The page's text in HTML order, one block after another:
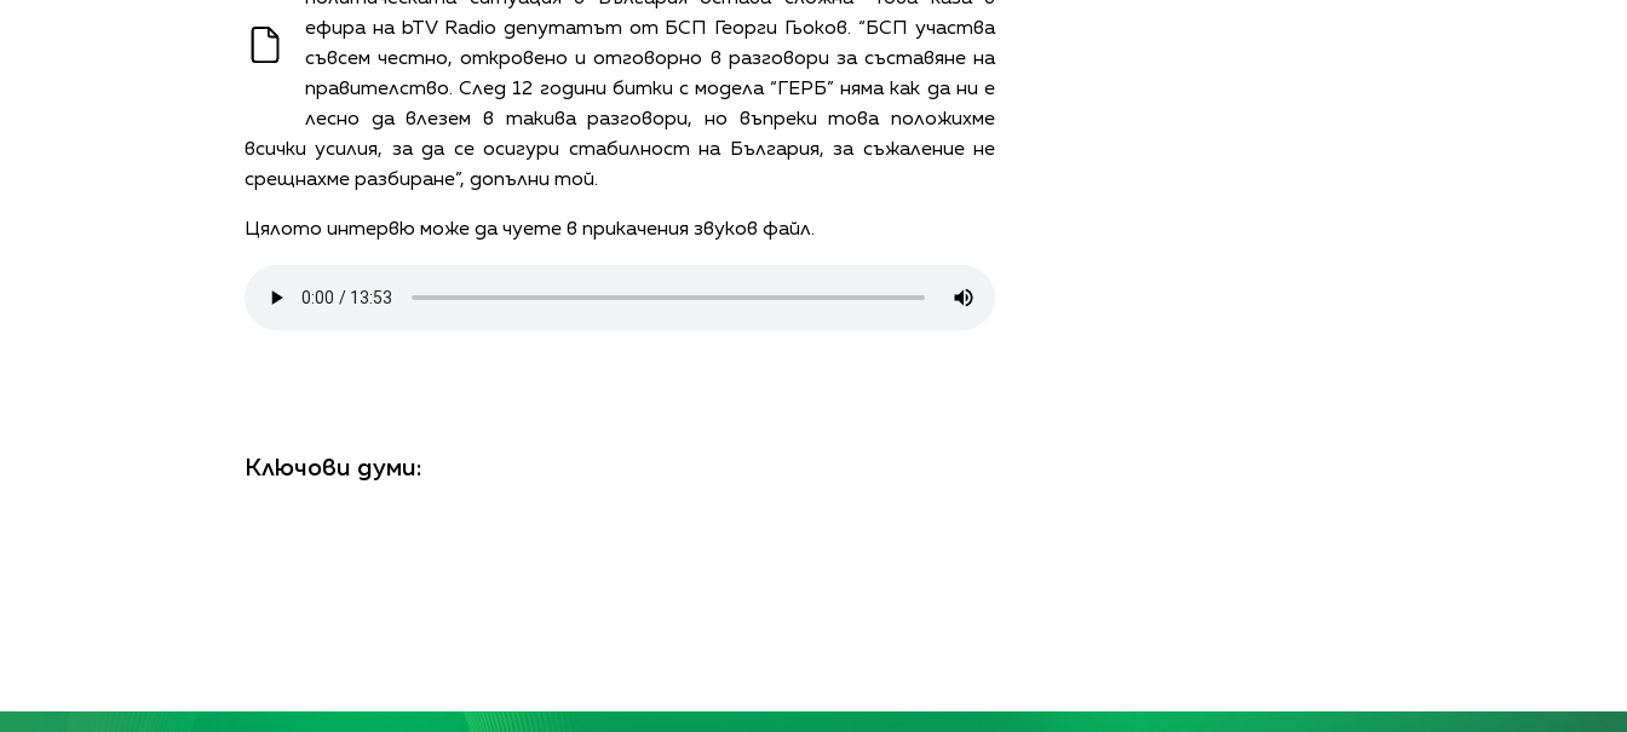
ефира на bTV Radio депутатът от БСП Георги Гьоков. “БСП участва
съвсем честно, откровено и отговорно в разговори за съставяне на
правителство. След 12 години битки с модела “ГЕРБ” няма как да ни е
лесно да влезем в такива разговори, но въпреки това положихме
всички усилия, за да се осигури стабилност на България, за съжаление не
срещнахме разбиране”, допълни той.
Цялото интервю може да чуете в прикачения звуков файл.
Ключови думи: